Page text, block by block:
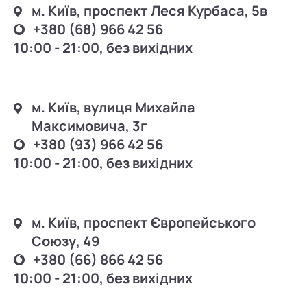
м. Київ, проспект Леся Курбаса, 5в
+380 (68) 966 42 56
10:00 - 21:00, без вихідних
м. Київ, вулиця Михайла
Максимовича, 3г
+380 (93) 966 42 56
10:00 - 21:00, без вихідних
м. Київ, проспект Європейського
Союзу, 49
+380 (66) 866 42 56
10:00 - 21:00, без вихідних